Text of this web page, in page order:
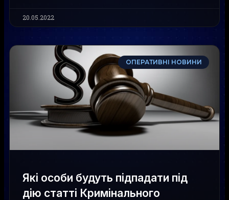
20.05.2022
ОПЕРАТИВНІ НОВИНИ
Які особи будуть підпадати під
дію статті Кримінального